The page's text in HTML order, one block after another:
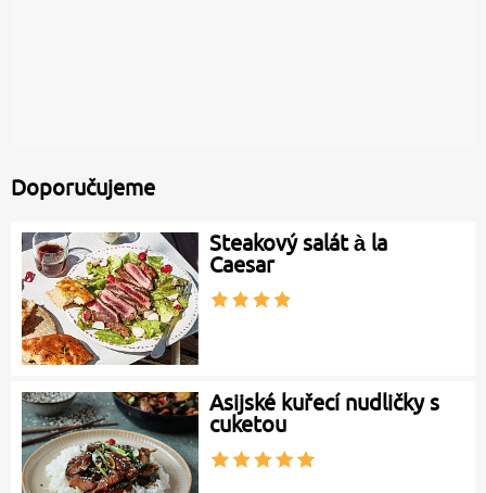
Doporučujeme
Steakový salát à la
Caesar
Asijské kuřecí nudličky s
cuketou